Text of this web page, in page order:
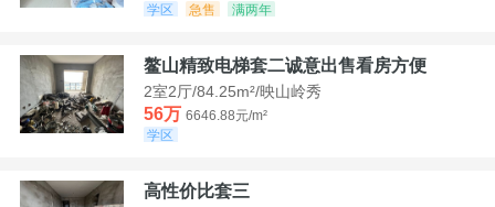
学区
急售 满两年
鳌山精致电梯套二诚意出售看房方便
2室2厅/84.25m²/映山岭秀
56万 6646.88元/m²
学区
高性价比套三